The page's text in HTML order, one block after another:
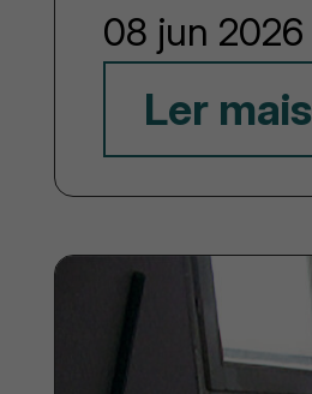
08 jun 2026
Ler mais